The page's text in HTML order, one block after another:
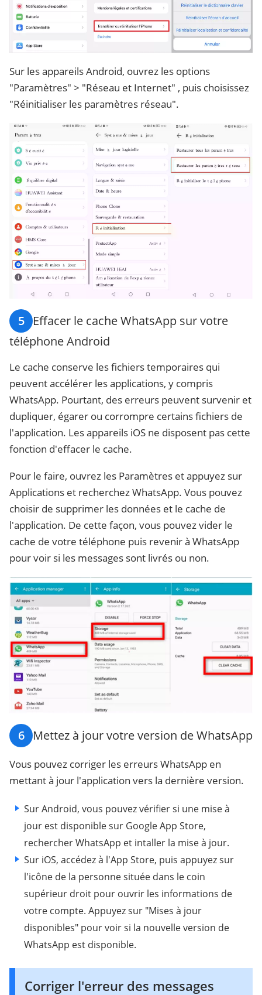
Sur les appareils Android, ouvrez les options
"Paramètres" > "Réseau et Internet" , puis choisissez
"Réinitialiser les paramètres réseau".
5
Effacer le cache WhatsApp sur votre
téléphone Android
Le cache conserve les fichiers temporaires qui
peuvent accélérer les applications, y compris
WhatsApp. Pourtant, des erreurs peuvent survenir et
dupliquer, égarer ou corrompre certains fichiers de
l'application. Les appareils iOS ne disposent pas cette
fonction d'effacer le cache.
Pour le faire, ouvrez les Paramètres et appuyez sur
Applications et recherchez WhatsApp. Vous pouvez
choisir de supprimer les données et le cache de
l'application. De cette façon, vous pouvez vider le
cache de votre téléphone puis revenir à WhatsApp
pour voir si les messages sont livrés ou non.
6 Mettez à jour votre version de WhatsApp
Vous pouvez corriger les erreurs WhatsApp en
mettant à jour l'application vers la dernière version.
Sur Android, vous pouvez vérifier si une mise à
jour est disponible sur Google App Store,
rechercher WhatsApp et intaller la mise à jour.
Sur iOS, accédez à l'App Store, puis appuyez sur
l'icône de la personne située dans le coin
supérieur droit pour ouvrir les informations de
votre compte. Appuyez sur "Mises à jour
disponibles" pour voir si la nouvelle version de
WhatsApp est disponible.
Corriger l'erreur des messages